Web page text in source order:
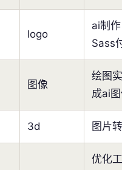
logo
ai制
Sass
图像
绘图
成ai
3d 图片
优化